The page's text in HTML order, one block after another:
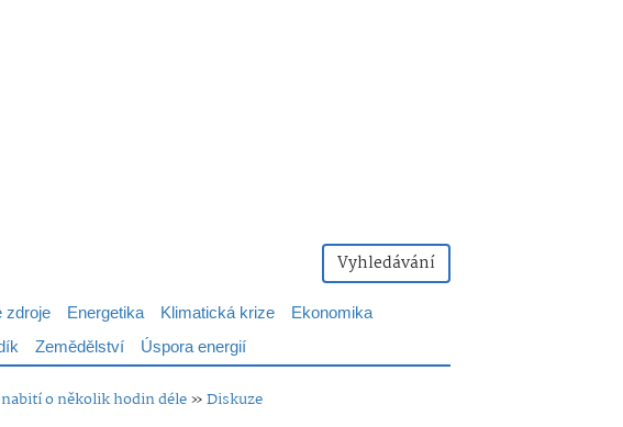
Vyhledávání
zdroje Energetika Klimatická krize
Ekonomika
Zemědělství Úspora energií
o několik hodin déle»Diskuze